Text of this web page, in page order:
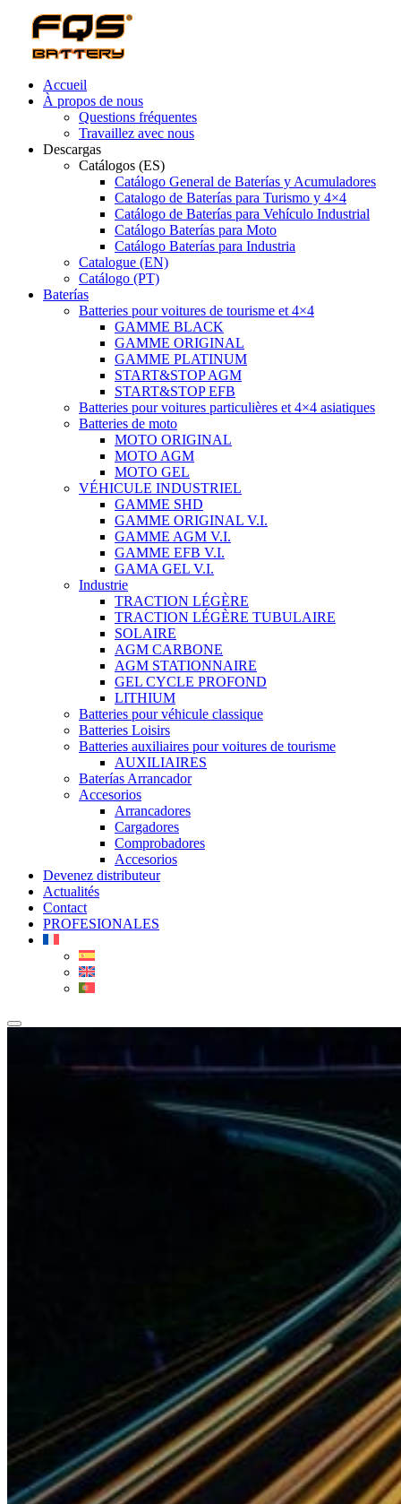
Accueil
À propos de nous
Questions fréquentes
Travaillez avec nous
Descargas
Catálogos (ES)
Catálogo General de Baterías y Acumuladores
Catalogo de Baterías para Turismo y 4×4
Catálogo de Baterías para Vehículo Industrial
Catálogo Baterías para Moto
Catálogo Baterías para Industria
Catalogue (EN)
Catálogo (PT)
Baterías
Batteries pour voitures de tourisme et 4×4
GAMME BLACK
GAMME ORIGINAL
GAMME PLATINUM
START&STOP AGM
START&STOP EFB
Batteries pour voitures particulières et 4×4 asiatiques
Batteries de moto
MOTO ORIGINAL
MOTO AGM
MOTO GEL
VÉHICULE INDUSTRIEL
GAMME SHD
GAMME ORIGINAL V.I.
GAMME AGM V.I.
GAMME EFB V.I.
GAMA GEL V.I.
Industrie
TRACTION LÉGÈRE
TRACTION LÉGÈRE TUBULAIRE
SOLAIRE
AGM CARBONE
AGM STATIONNAIRE
GEL CYCLE PROFOND
LITHIUM
Batteries pour véhicule classique
Batteries Loisirs
Batteries auxiliaires pour voitures de tourisme
AUXILIAIRES
Baterías Arrancador
Accesorios
Arrancadores
Cargadores
Comprobadores
Accesorios
Devenez distributeur
Actualités
Contact
PROFESIONALES